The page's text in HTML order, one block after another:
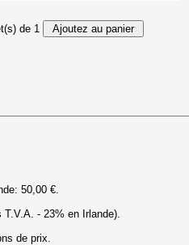
de 1
50,00 €.
- 23% en Irlande).
de prix.